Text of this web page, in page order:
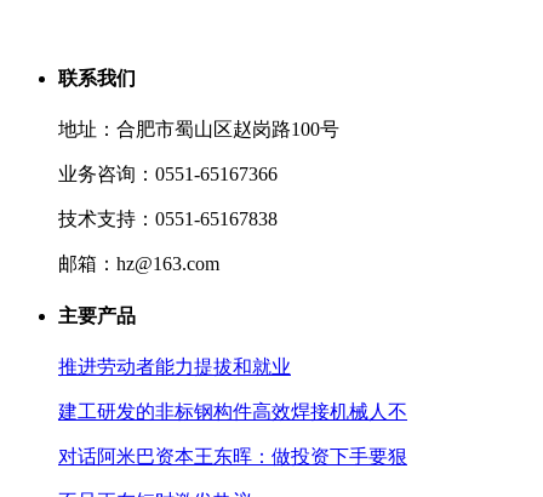
联系我们
地址：合肥市蜀山区赵岗路100号
业务咨询：0551-65167366
技术支持：0551-65167838
邮箱：hz@163.com
主要产品
推进劳动者能力提拔和就业
建工研发的非标钢构件高效焊接机械人不
对话阿米巴资本王东晖：做投资下手要狠